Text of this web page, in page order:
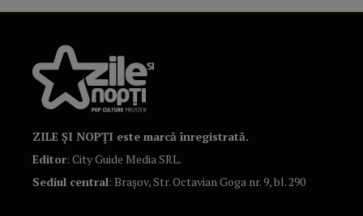
ZILE ȘI NOPȚI este marcă înregistrată.
Editor: City Guide Media SRL.
Sediul central: Brașov, Str. Octavian Goga nr. 9, bl. 290